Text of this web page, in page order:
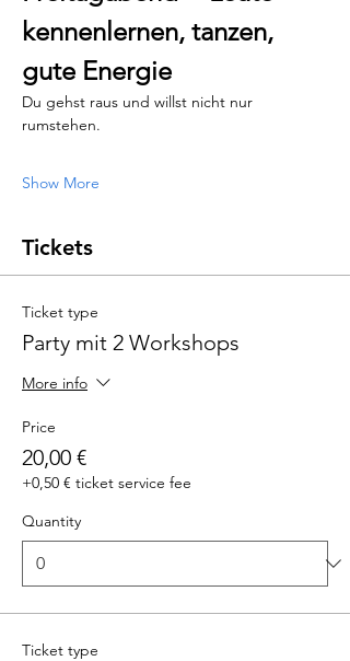
kennenlernen, tanzen,
gute Energie
Du gehst raus und willst nicht nur
rumstehen.
Show More
Tickets
Ticket type
Party mit 2 Workshops
More info
Price
20,00 €
+0,50 € ticket service fee
Quantity
Ticket type